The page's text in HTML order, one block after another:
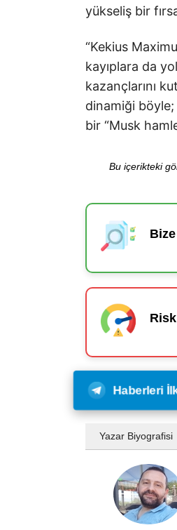
yükseliş bir
“Kekius
kayıplara da
kazançlarını
dinamiği
bir “Musk
Bu içerikteki
Haberleri
Yazar Biyografisi